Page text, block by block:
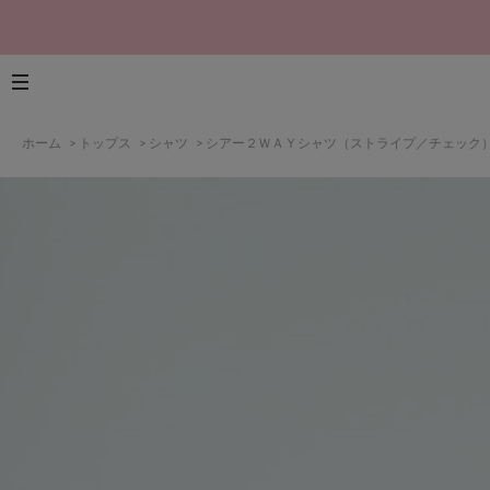
ホーム > トップス > シャツ > シアー２ＷＡＹシャツ（ストライプ／チェック